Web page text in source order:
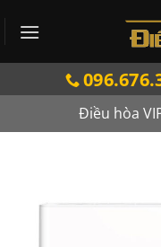
qua
Điều hòa